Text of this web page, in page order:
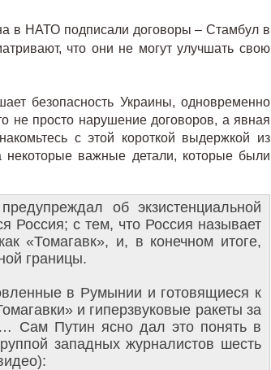
в НАТО подписали договоры – Стамбул в
что они не могут улучшать свою
безопасность Украины, одновременно
не просто нарушение договоров, а явная
с этой короткой выдержкой из
некоторые важные детали, которые были
об экзистенциальной
Россия; с тем, что Россия называет
«Томагавк», и, в конечном итоге,
границы.
в Румынии и готовящиеся к
и гиперзвуковые ракеты за
Сам Путин ясно дал это понять в
западных журналистов шесть